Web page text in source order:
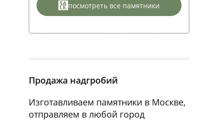
посмотреть все памятники
Продажа надгробий
Изготавливаем памятники в Москве,
отправляем в любой город